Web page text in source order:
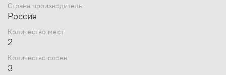
снаружи прикрытое ветроснегозащитным
клапаном.
На стенке карман для рыболовных мелочей.
ввертышами (ввертыши в комплект не входят).
Страна производитель
Россия
Количество мест
2
Количество слоев
3